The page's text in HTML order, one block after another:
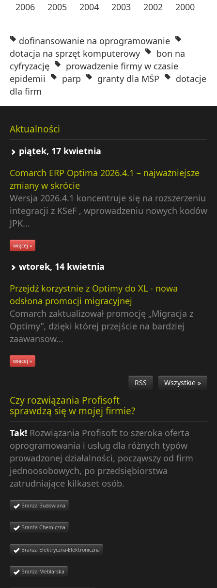
2006
2005 2004 2003 2002 2000
dofinansowanie na oprogramowanie
dotacja na sprzęt komputerowy
bon na
cyfryzację
prowadzenie firmy w czasie
epidemii
parp granty dla MŚP
dotacje
dla firm
Aktualności
piątek, 17 kwietnia
Comarch ERP Optima 2026.4.1 – najważniejsze
zmiany w skrócie
Wersja 2026.4.1 koncentruje się na rozszerzeniu
integracji z KSeF , wprowadzeniu nowych kodów
JPK...
więcej »
wtorek, 14 kwietnia
Przejdź korzystnie z Optimy do XL - nowa
odsłona promocji migracyjnej
Comarch zaktualizował promocję „Migracja z
Optimy”, dzięki której przejście na bardziej
zaawansow...
więcej »
RSS Wszystkie »
Czy rozwiązania Profisoft
sprawdzą się w mojej firmie?
Tak! Rozwiązania Profisoft to szeroka oferta
oprogramowania i usług dla różnych typów
prowadzonej działalności, począwszy od firm
jednoosobowych, po przedsiębiorstwa
zatrudniające kilkaset osób.
Branża Budowlana
Branża Chemiczna
Branża Elektryczna-Elektroniczna
Branża Meblarska